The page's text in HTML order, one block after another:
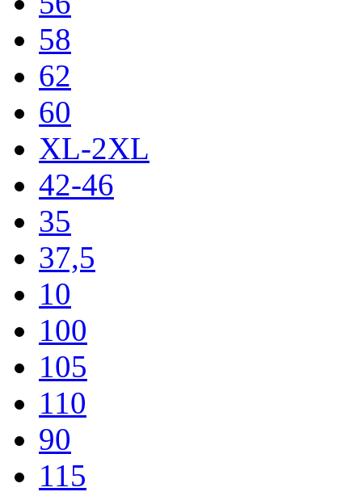
58
62
60
XL-2XL
42-46
35
37,5
10
100
105
110
90
115